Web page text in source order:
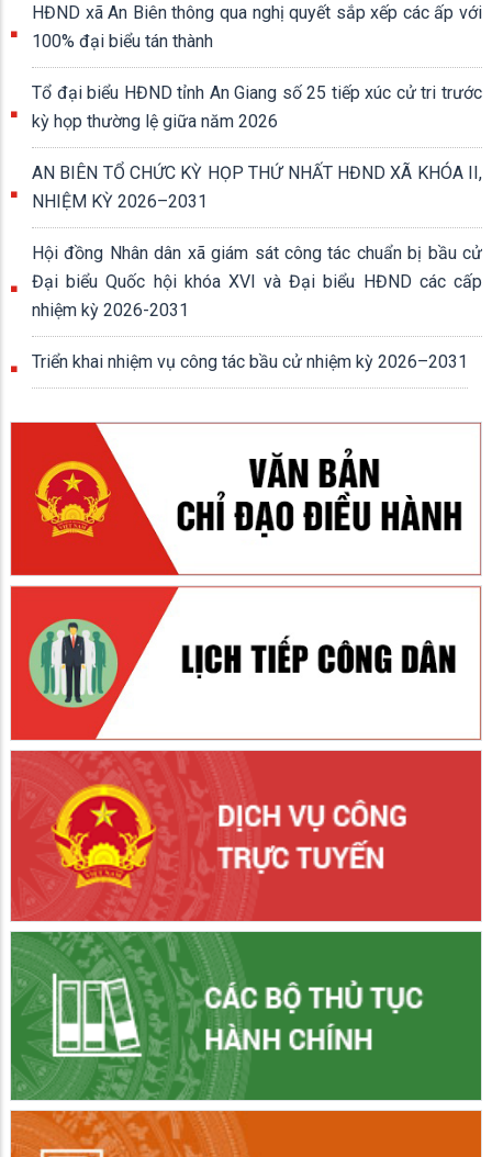
HĐND xã An Biên thông qua nghị quyết sắp xếp các ấp với
100% đại biểu tán thành
Tổ đại biểu HĐND tỉnh An Giang số 25 tiếp xúc cử tri trước
kỳ họp thường lệ giữa năm 2026
AN BIÊN TỔ CHỨC KỲ HỌP THỨ NHẤT HĐND XÃ KHÓA II,
NHIỆM KỲ 2026–2031
Hội đồng Nhân dân xã giám sát công tác chuẩn bị bầu cử
Đại biểu Quốc hội khóa XVI và Đại biểu HĐND các cấp
nhiệm kỳ 2026-2031
Triển khai nhiệm vụ công tác bầu cử nhiệm kỳ 2026–2031